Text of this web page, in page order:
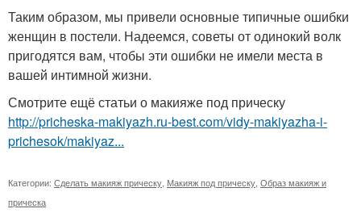
Таким образом, мы привели основные типичные ошибки
женщин в постели. Надеемся, советы от одинокий волк
пригодятся вам, чтобы эти ошибки не имели места в
вашей интимной жизни.
Смотрите ещё статьи о макияже под прическу
http://pricheska-makiyazh.ru-best.com/vidy-makiyazha-i-
prichesok/makiyaz...
Категории: Сделать макияж прическу, Макияж под прическу, Образ макияж и
прическа